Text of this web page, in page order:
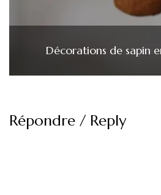
Décorations de sapin
Répondre / Reply